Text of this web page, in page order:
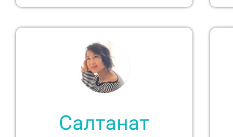
Салтанат